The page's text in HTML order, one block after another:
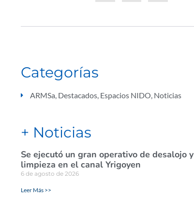
Categorías
ARMSa, Destacados, Espacios NIDO, Noticias
+ Noticias
Se ejecutó un gran operativo de desalojo y
limpieza en el canal Yrigoyen
6 de agosto de 2026
Leer Más >>